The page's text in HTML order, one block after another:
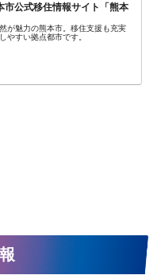
市公式移住情報サイト「熊本
が魅力の熊本市。移住支援も充実
やすい拠点都市です。